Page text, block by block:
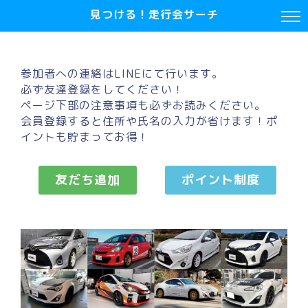
見つける！走行会サーチ
参加者への連絡はLINEにて行います。
必ず友達登録をしてください！
ページ下部の注意事項も必ずお読みください。
会員登録すると住所や氏名の入力が省けます！ポ
イントも貯まってお得！
友だち追加 ポイント制度